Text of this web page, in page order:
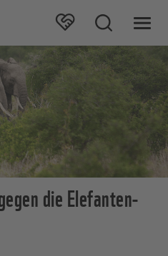
die Elefanten-